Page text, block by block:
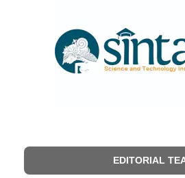
EDITORIAL